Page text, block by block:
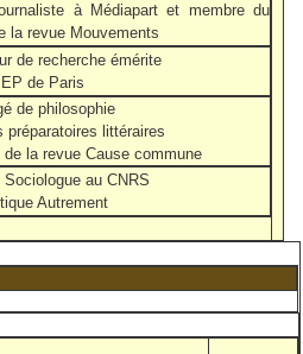
à Médiapart et membre du
la revue Mouvements
de recherche émérite
de Paris
de philosophie
préparatoires littéraires
de la revue Cause commune
au CNRS
Autrement